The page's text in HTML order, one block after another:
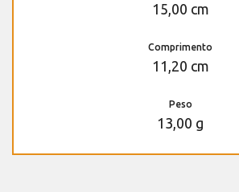
15,00 cm
Comprimento
11,20 cm
Peso
13,00 g